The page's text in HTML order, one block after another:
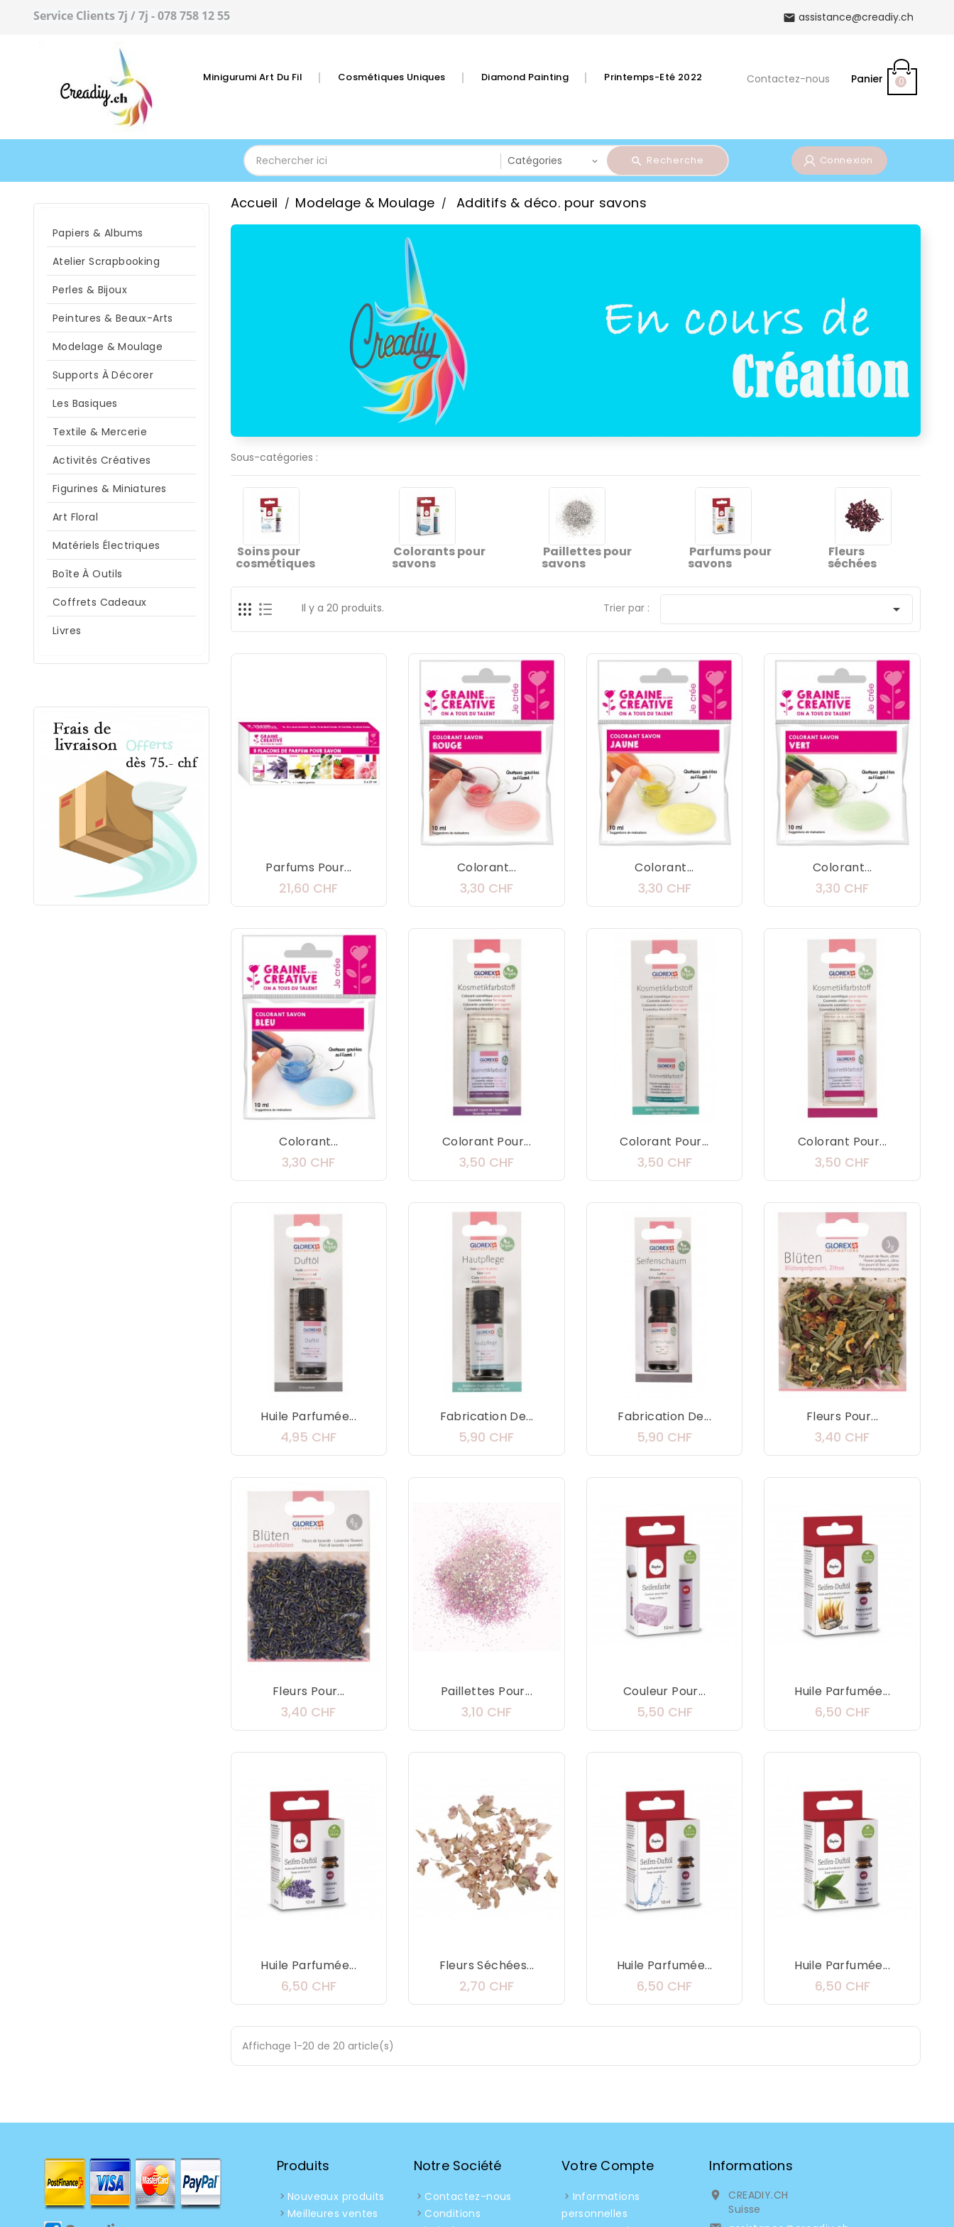
Service Clients 7j / 7j - 078 758 12 55  assistance@creadiy.ch
Panier 0
Contactez-nous
Minigurumi Art Du Fil Cosmétiques Uniques Diamond Painting Printemps-Eté 2022
Connexion
Recherche
Papiers & Albums
Atelier Scrapbooking
Perles & Bijoux
Peintures & Beaux-Arts
Modelage & Moulage
Supports À Décorer
Les Basiques
Textile & Mercerie
Activités Créatives
Figurines & Miniatures
Art Floral
Matériels Électriques
Boîte À Outils
Coffrets Cadeaux
Livres
Accueil Modelage & Moulage Additifs & déco. pour savons
Sous-catégories :
Soins pour
cosmétiques
Colorants pour
savons
Paillettes pour
savons
Parfums pour
savons
Fleurs
séchées
Il y a 20 produits. Trier par : 
Parfums Pour...
21,60 CHFPrix
Colorant...
3,30 CHFPrix
Colorant...
3,30 CHFPrix
Colorant...
3,30 CHFPrix
Colorant...
3,30 CHFPrix
Colorant Pour...
3,50 CHFPrix
Colorant Pour...
3,50 CHFPrix
Colorant Pour...
3,50 CHFPrix
Huile Parfumée...
4,95 CHFPrix
Fabrication De...
5,90 CHFPrix
Fabrication De...
5,90 CHFPrix
Fleurs Pour...
3,40 CHFPrix
Fleurs Pour...
3,40 CHFPrix
Paillettes Pour...
3,10 CHFPrix
Couleur Pour...
5,50 CHFPrix
Huile Parfumée...
6,50 CHFPrix
Huile Parfumée...
6,50 CHFPrix
Fleurs Séchées...
2,70 CHFPrix
Huile Parfumée...
6,50 CHFPrix
Huile Parfumée...
6,50 CHFPrix
Affichage 1-20 de 20 article(s)
Produits
Nouveaux produits
Meilleures ventes
Notre Société
Contactez-nous
Conditions
Votre Compte
Informations
personnelles
Informations

CREADIY.CH
Suisse